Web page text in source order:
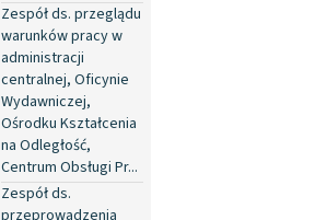
Zespół ds. przeglądu
warunków pracy w
administracji
centralnej, Oficynie
Wydawniczej,
Ośrodku Kształcenia
na Odległość,
Centrum Obsługi Pr...
Zespół ds.
przeprowadzenia